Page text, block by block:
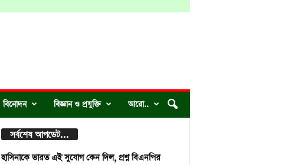
বিনোদন বিজ্ঞান ও প্রযুক্তি আরো..
সর্বশেষ আপডেট...
হাসিনাকে ভারত এই সুযোগ কেন দিল, প্রশ্ন বিএনপির